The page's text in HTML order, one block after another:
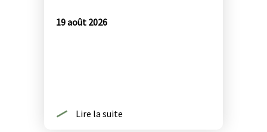
19 août 2026
Lire la suite